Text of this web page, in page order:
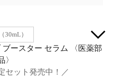
30mL）
ースター セラム​ 〈医薬部
〉
セット発売中！／